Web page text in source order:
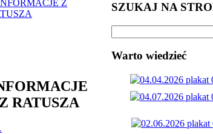
Z RATUSZA
SZUKAJ NA
Warto wiedzieć